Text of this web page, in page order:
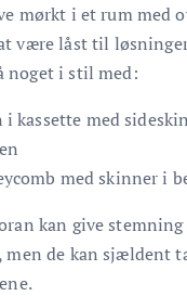
mørkt i et rum med
være låst til
noget i stil med:
i kassette med
med skinner i
kan give stemning
men de kan sjældent